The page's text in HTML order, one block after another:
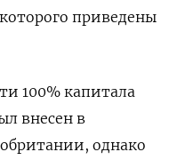
приведены
100% капитала
внесен в
однако